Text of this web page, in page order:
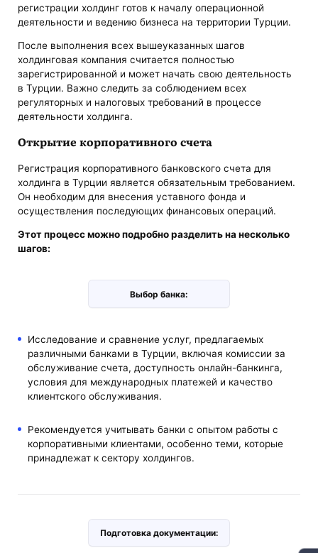
регистрации холдинг готов к началу операционной
деятельности и ведению бизнеса на территории Турции.
После выполнения всех вышеуказанных шагов
холдинговая компания считается полностью
зарегистрированной и может начать свою деятельность
в Турции. Важно следить за соблюдением всех
регуляторных и налоговых требований в процессе
деятельности холдинга.
Открытие корпоративного счета
Регистрация корпоративного банковского счета для
холдинга в Турции является обязательным требованием.
Он необходим для внесения уставного фонда и
осуществления последующих финансовых операций.
Этот процесс можно подробно разделить на несколько
шагов:
Выбор банка:
Исследование и сравнение услуг, предлагаемых
различными банками в Турции, включая комиссии за
обслуживание счета, доступность онлайн-банкинга,
условия для международных платежей и качество
клиентского обслуживания.
Рекомендуется учитывать банки с опытом работы с
корпоративными клиентами, особенно теми, которые
принадлежат к сектору холдингов.
Подготовка документации: